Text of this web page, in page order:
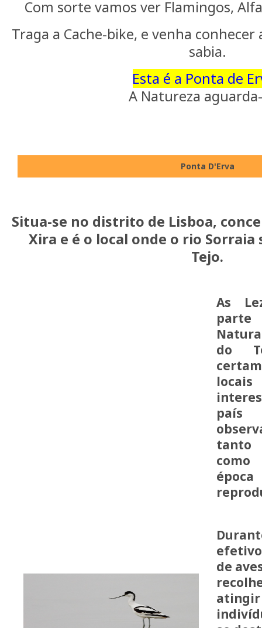
Com sorte vamos ver Flamingos,
Traga a Cache-bike, e venha
sabia.
Esta é a Ponta de
A Natureza
Ponta D'Erva
Situa-se no distrito de Lisboa,
Xira e é o local onde o rio
Tejo.
As
parte
do
tanto
de
atingir